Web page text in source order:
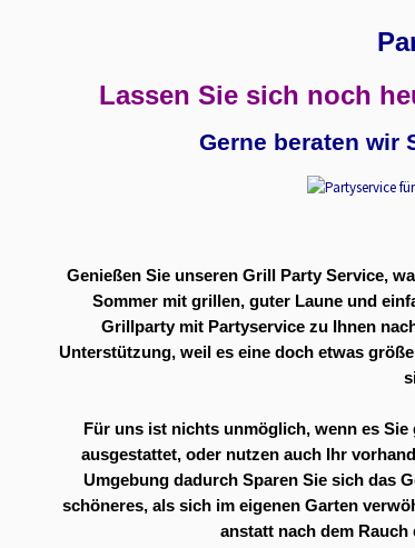
Lassen Sie sich noch
Gerne beraten wir
Genießen Sie unseren Grill Party Service,
Sommer mit grillen, guter Laune und
Grillparty mit Partyservice zu Ihnen
Unterstützung, weil es eine doch etwas
Für uns ist nichts unmöglich, wenn es
ausgestattet, oder nutzen auch Ihr
Umgebung dadurch Sparen Sie sich das
schöneres, als sich im eigenen Garten
anstatt nach dem